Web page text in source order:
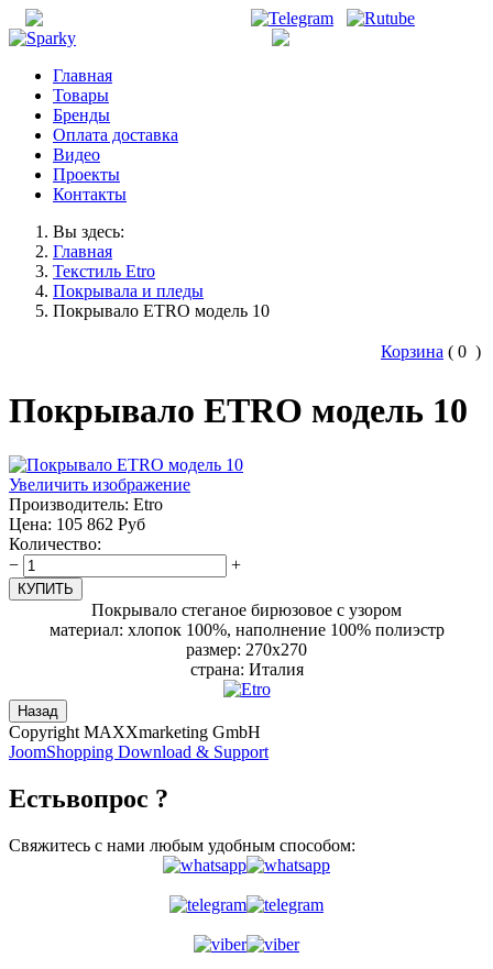
Главная
Товары
Бренды
Оплата доставка
Видео
Проекты
Контакты
Вы здесь:
Главная
Текстиль Etro
Покрывала и пледы
Покрывало ETRO модель 10
Корзина ( 0 )
Покрывало ETRO модель 10
Увеличить изображение
Производитель: Etro
Цена: 105 862 Руб
Количество:
−
+
Покрывало стеганое бирюзовое с узором
материал: хлопок 100%, наполнение 100% полиэстр
размер: 270х270
страна: Италия
Copyright MAXXmarketing GmbH
JoomShopping Download & Support
Естьвопрос ?
Свяжитесь с нами любым удобным способом: